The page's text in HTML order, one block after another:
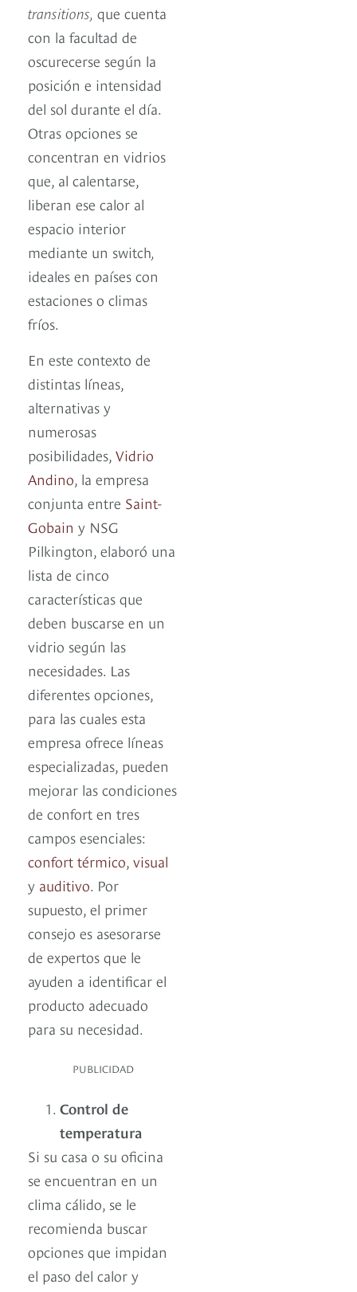
transitions, que cuenta
con la facultad de
oscurecerse según la
posición e intensidad
del sol durante el día.
Otras opciones se
concentran en vidrios
que, al calentarse,
liberan ese calor al
espacio interior
mediante un switch,
ideales en países con
estaciones o climas
fríos.
En este contexto de
distintas líneas,
alternativas y
numerosas
posibilidades, Vidrio
Andino, la empresa
conjunta entre Saint-
Gobain y NSG
Pilkington, elaboró una
lista de cinco
características que
deben buscarse en un
vidrio según las
necesidades. Las
diferentes opciones,
para las cuales esta
empresa ofrece líneas
especializadas, pueden
mejorar las condiciones
de confort en tres
campos esenciales:
confort térmico, visual
y auditivo. Por
supuesto, el primer
consejo es asesorarse
de expertos que le
ayuden a identificar el
producto adecuado
para su necesidad.
PUBLICIDAD
Control de
temperatura
Si su casa o su oficina
se encuentran en un
clima cálido, se le
recomienda buscar
opciones que impidan
el paso del calor y